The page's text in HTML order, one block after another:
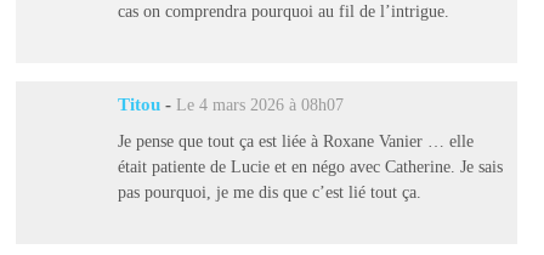
cas on comprendra pourquoi au fil de l’intrigue.
Titou - Le 4 mars 2026 à 08h07
Je pense que tout ça est liée à Roxane Vanier … elle
était patiente de Lucie et en négo avec Catherine. Je sais
pas pourquoi, je me dis que c’est lié tout ça.